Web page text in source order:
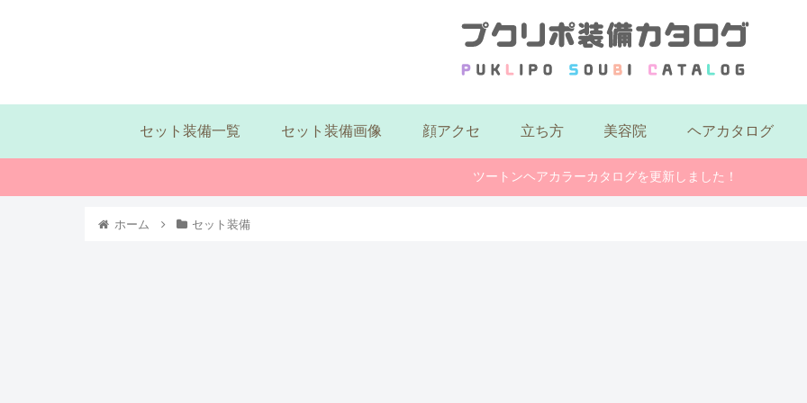
セット装備一覧 セット装備画像 顔アクセ 立ち方 美容院 ヘアカタログ
ツートンヘアカラーカタログを更新しました！
ホーム セット装備